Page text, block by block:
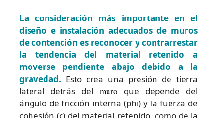
La consideración más importante en el
diseño e instalación adecuados de muros
de contención es reconocer y contrarrestar
la tendencia del material retenido a
moverse pendiente abajo debido a la
gravedad. Esto crea una presión de tierra
lateral detrás del muro que depende del
ángulo de fricción interna (phi) y la fuerza de
cohesión (c) del material retenido, como de la